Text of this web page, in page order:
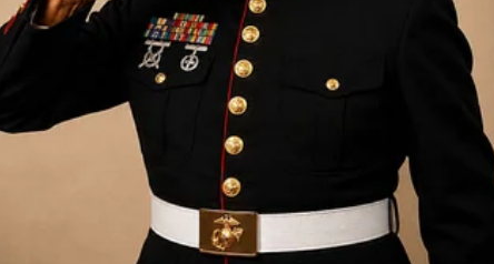
polako gubi značaj i prestaje kontrolisati vaše misli.
na pravom putu